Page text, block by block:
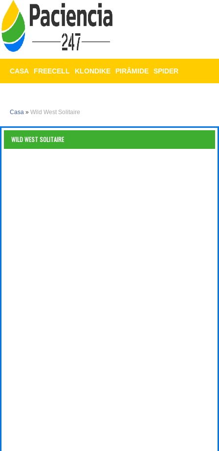
CASA FREECELL KLONDIKE PIRÂMIDE SPIDER
Casa » Wild West Solitaire
WILD WEST SOLITAIRE